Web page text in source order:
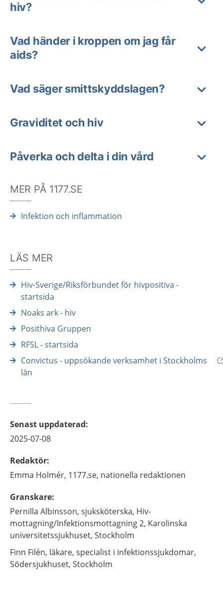
hiv?
Vad händer i kroppen om jag får
aids?
Vad säger smittskyddslagen?
Graviditet och hiv
Påverka och delta i din vård
MER PÅ 1177.SE
Infektion och inflammation
LÄS MER
Hiv-Sverige/Riksförbundet för hivpositiva -
startsida
Noaks ark - hiv
Posithiva Gruppen
RFSL - startsida
Convictus - uppsökande verksamhet i Stockholms
län
Senast uppdaterad:
2025-07-08
Redaktör:
Emma Holmér, 1177.se, nationella redaktionen
Granskare:
Pernilla Albinsson, sjuksköterska, Hiv-
mottagning/Infektionsmottagning 2, Karolinska
universitetssjukhuset, Stockholm
Finn Filén, läkare, specialist i infektionssjukdomar,
Södersjukhuset, Stockholm